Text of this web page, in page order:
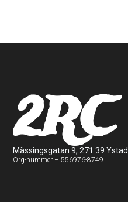
2RC
Mässingsgatan 9, 271 39 Ystad
Org-nummer – 556976-8749